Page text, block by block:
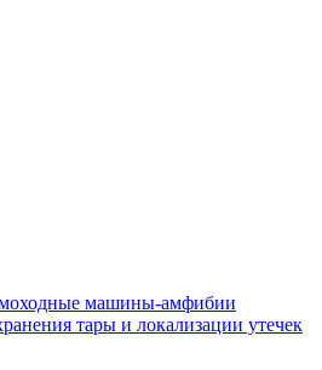
машины-амфибии
тары и локализации утечек